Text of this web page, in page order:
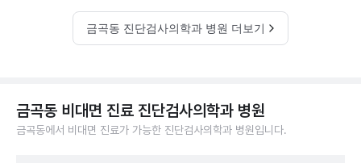
금곡동 진단검사의학과 병원 더보기
금곡동 비대면 진료 진단검사의학과 병원
금곡동에서 비대면 진료가 가능한 진단검사의학과 병원입니다.